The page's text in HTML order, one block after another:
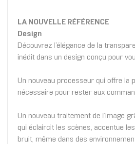
LA NOUVELLE RÉFÉRENCE
Design
Découvrez l’élégance de la
inédit dans un design conçu pour
Un nouveau processeur qui offre la
nécessaire pour rester aux
Un nouveau traitement de l’image
qui éclaircit les scènes, accentue
bruit, même dans des